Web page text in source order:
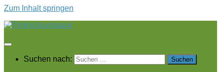
Zum Inhalt springen
Suchen nach: